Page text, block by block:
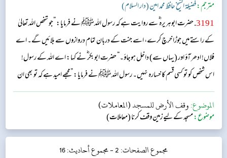
مترجم:فضیلۃ الشیخ حافظ محمد امین (دار السلام)
3191. حضرت ابوہریرہ ؓ سے روایت ہے کہ رسول اللہﷺ نے فرمایا: ”جو شخص اللہ تعالیٰ
کے راستے میں جوڑا خرچ کرے، اسے جنت کے دربان تمام دروازوں سے بلائیں گے۔ اے
فلاں! ادھر آؤ اور (یہاں سے) داخل ہوجاؤ۔“ حضرت ابوبکر ؓ نے کہا: اے اللہ کے رسول!
اس شخص کو تو کسی قسم کا خسارہ نہیں۔ رسول اللہﷺ نے فرمایا: ”مجھے امید ہے کہ تو بھی ان
میں سے ہوگا۔“...
الموضوع:وقف الأرض للمسجد (المعاملات)
موضوع:مسجد کے لیے زمین وقف کرنا (معاملات)
مجموع الصفحات: 2 - مجموع أحاديث: 16